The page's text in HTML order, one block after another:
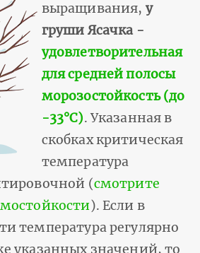
выращивания, у
груши Ясачка -
удовлетворительная
для средней полосы
морозостойкость (до
-33°С). Указанная в
скобках критическая
температура
(смотрите
). Если в
температура регулярно
указанных значений, то